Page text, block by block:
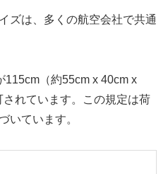
ズは、多くの航空会社で共通
115cm（約55cm x 40cm x
れています。この規定は荷
いています。